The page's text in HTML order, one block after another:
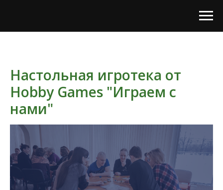
Настольная игротека от
Hobby Games "Играем с
нами"